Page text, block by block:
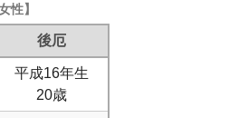
性】
後厄
平成16年生
20歳